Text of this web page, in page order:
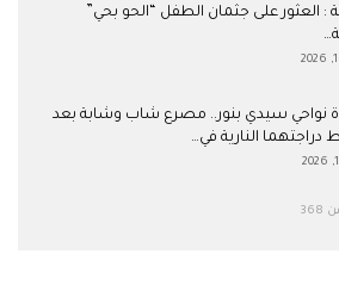
: العثور على جثمان الطفل “الحو بحي”
نواحي سيدي بنور.. مصرع شاب وشابة بعد
النارية في…